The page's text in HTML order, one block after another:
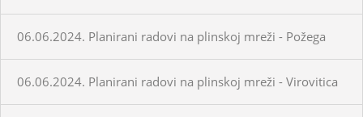
06.06.2024. Planirani radovi na plinskoj mreži - Požega
06.06.2024. Planirani radovi na plinskoj mreži - Virovitica